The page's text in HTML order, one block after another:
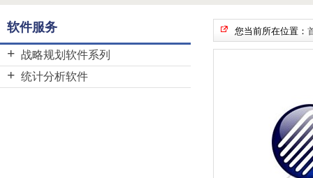
软件服务
战略规划软件系列
BSC Designer
统计分析软件
您当前所在位置：